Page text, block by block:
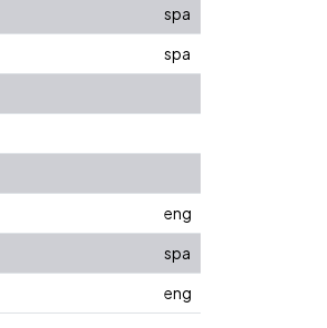
spa
spa
eng
spa
eng